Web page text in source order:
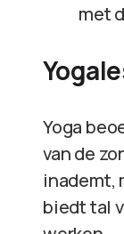
met
Yoga
van de
inademt,
biedt tal